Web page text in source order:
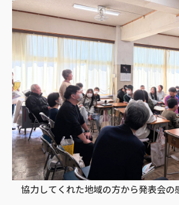
協力してくれた地域の方から発表会の